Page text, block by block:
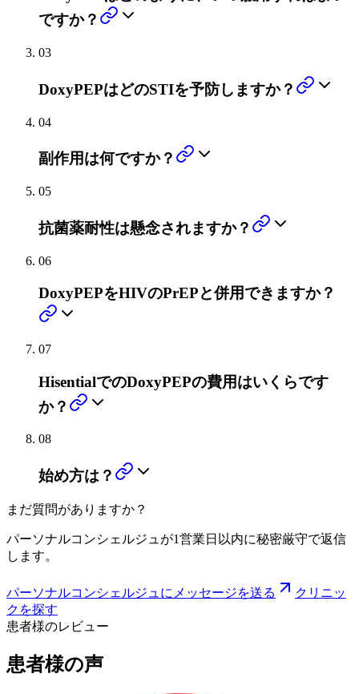
ですか？
03
DoxyPEPはどのSTIを予防しますか？
04
副作用は何ですか？
05
抗菌薬耐性は懸念されますか？
06
DoxyPEPをHIVのPrEPと併用できますか？
07
HisentialでのDoxyPEPの費用はいくらです
か？
08
始め方は？
まだ質問がありますか？
パーソナルコンシェルジュが1営業日以内に秘密厳守で返信
します。
パーソナルコンシェルジュにメッセージを送る
クリニッ
クを探す
患者様のレビュー
患者様の声